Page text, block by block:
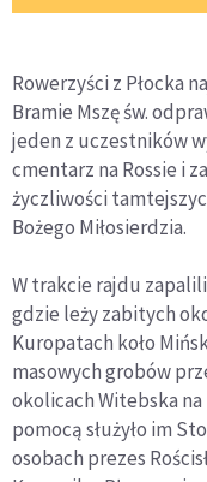
Rowerzyści z Płocka
Bramie Mszę św.
jeden z uczestników
cmentarz na Rossie i
życzliwości
Bożego Miłosierdzia.
W trakcie rajdu
gdzie leży zabitych
Kuropatach koło
masowych grobów
okolicach Witebska na
pomocą służyło im
osobach prezes